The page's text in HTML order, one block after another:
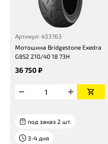
Артикул: 433763
Мотошина Bridgestone Exedra
G852 210/40 18 73H
36 750 ₽
под заказ 2 шт.
3-4 дня